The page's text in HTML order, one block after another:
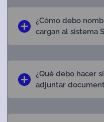
¿Cómo debo
cargan al sistema
¿Qué debo hacer
adjuntar